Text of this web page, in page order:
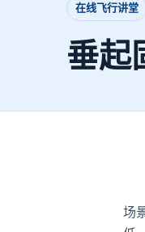
在线飞行讲堂
垂起
场